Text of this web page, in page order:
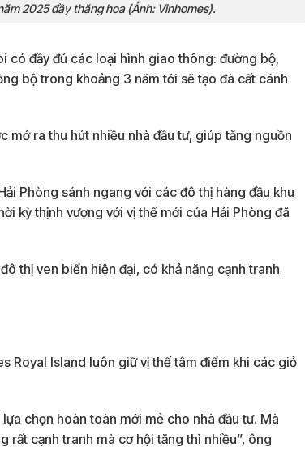
2025 đầy thăng hoa (Ảnh: Vinhomes).
có đầy đủ các loại hình giao thông: đường bộ,
bộ trong khoảng 3 năm tới sẽ tạo đà cất cánh
mở ra thu hút nhiều nhà đầu tư, giúp tăng nguồn
Phòng sánh ngang với các đô thị hàng đầu khu
kỳ thịnh vượng với vị thế mới của Hải Phòng đã
thị ven biển hiện đại, có khả năng cạnh tranh
Royal Island luôn giữ vị thế tâm điểm khi các giỏ
chọn hoàn toàn mới mẻ cho nhà đầu tư. Mà
rất cạnh tranh mà cơ hội tăng thì nhiều”, ông